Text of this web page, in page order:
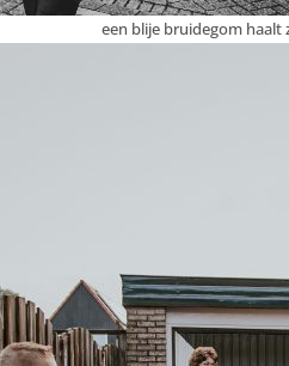
een blije bruidegom